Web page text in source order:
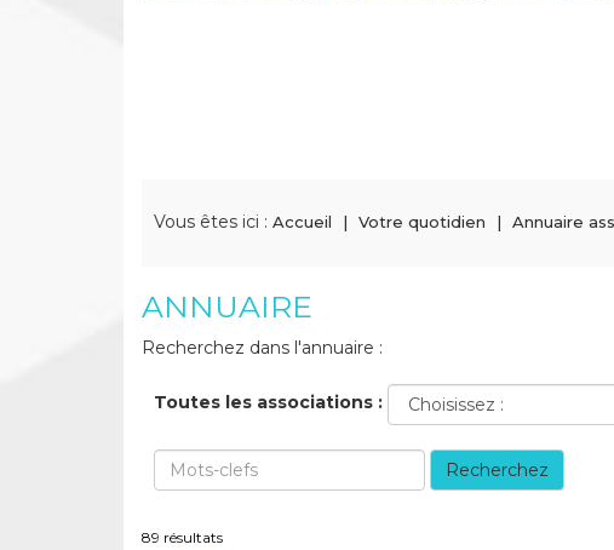
Vous êtes ici : Accueil Votre quotidien Annuaire
ANNUAIRE
Recherchez dans l'annuaire :
Toutes les associations :
Recherchez
89 résultats